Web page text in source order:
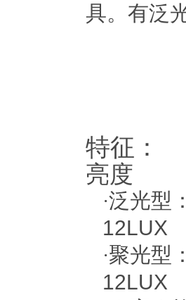
具。有泛
特征：
亮度
·泛光型
12LUX
·聚光型
12LUX